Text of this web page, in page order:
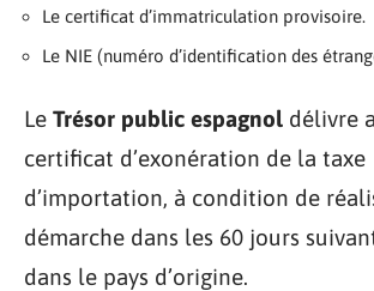
Le certificat d’immatriculation provisoire.
Le NIE (numéro d’identification des
Le Trésor public espagnol délivre
certificat d’exonération de la taxe
d’importation, à condition de
démarche dans les 60 jours
dans le pays d’origine.